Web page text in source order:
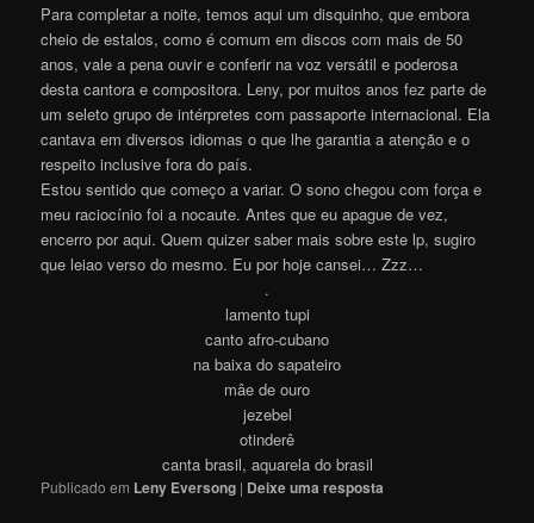
Para completar a noite, temos aqui um disquinho, que embora
cheio de estalos, como é comum em discos com mais de 50
anos, vale a pena ouvir e conferir na voz versátil e poderosa
desta cantora e compositora. Leny, por muitos anos fez parte de
um seleto grupo de intérpretes com passaporte internacional. Ela
cantava em diversos idiomas o que lhe garantia a atenção e o
respeito inclusive fora do país.
Estou sentido que começo a variar. O sono chegou com força e
meu raciocínio foi a nocaute. Antes que eu apague de vez,
encerro por aqui. Quem quizer saber mais sobre este lp, sugiro
que leiao verso do mesmo. Eu por hoje cansei… Zzz…
.
lamento tupi
canto afro-cubano
na baixa do sapateiro
mâe de ouro
jezebel
otinderê
canta brasil, aquarela do brasil
Publicado em Leny Eversong | Deixe uma resposta